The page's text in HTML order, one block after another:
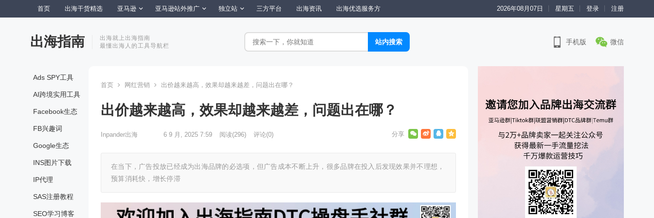
首页 出海干货精选 亚马逊 亚马逊站外推广 独立站 三方平台 出海资讯 出海优选服务方 2026年08月07日 星期五 登录 注册
出海指南
出海就上出海指南
最懂出海人的工具导航栏
手机版 微信
Ads SPY工具
AI跨境实用工具
Facebook生态
FB兴趣词
Google生态
INS图片下载
IP代理
SAS注册教程
SEO学习博客
首页 网红营销 出价越来越高，效果却越来越差，问题出在哪？
出价越来越高，效果却越来越差，问题出在哪？
Inpander出海 6 9 月, 2025 7:59 阅读(296) 评论(0)
在当下，广告投放已经成为出海品牌的必选项，但广告成本不断上升，很多品牌在投入后发现效果并不理想，
预算消耗快，增长停滞